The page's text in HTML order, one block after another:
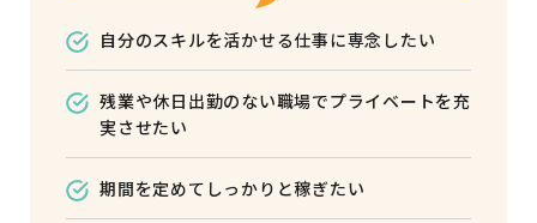
自分のスキルを活かせる仕事に専念したい
残業や休日出勤のない職場でプライベートを充
実させたい
期間を定めてしっかりと稼ぎたい